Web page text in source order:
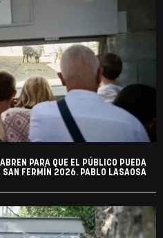
PARA QUE EL PÚBLICO PUEDA
SAN FERMÍN 2026. PABLO LASAOSA